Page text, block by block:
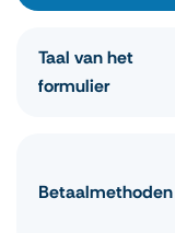
Taal van het
formulier
Betaalmethoden